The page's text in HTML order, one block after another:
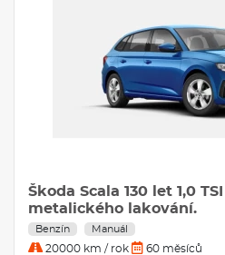
Škoda Scala 130 let 1,0
metalického lakování.
Benzín Manuál
20000 km / rok 60 měsíců